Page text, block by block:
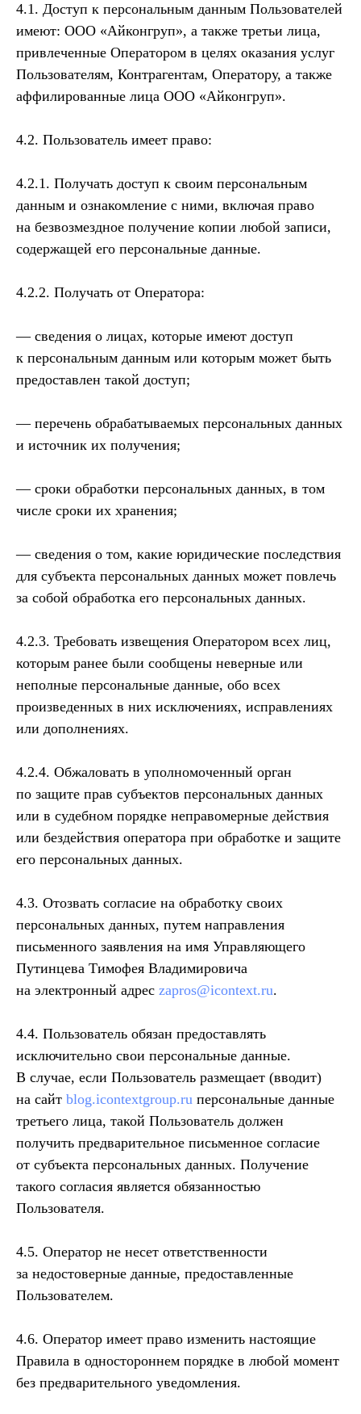
4.1. Доступ к персональным данным Пользователей
имеют: ООО «Айконгруп», а также третьи лица,
привлеченные Оператором в целях оказания услуг
Пользователям, Контрагентам, Оператору, а также
аффилированные лица ООО «Айконгруп».
4.2. Пользователь имеет право:
4.2.1. Получать доступ к своим персональным
данным и ознакомление с ними, включая право
на безвозмездное получение копии любой записи,
содержащей его персональные данные.
4.2.2. Получать от Оператора:
— сведения о лицах, которые имеют доступ
к персональным данным или которым может быть
предоставлен такой доступ;
— перечень обрабатываемых персональных данных
и источник их получения;
— сроки обработки персональных данных, в том
числе сроки их хранения;
— сведения о том, какие юридические последствия
для субъекта персональных данных может повлечь
за собой обработка его персональных данных.
4.2.3. Требовать извещения Оператором всех лиц,
которым ранее были сообщены неверные или
неполные персональные данные, обо всех
произведенных в них исключениях, исправлениях
или дополнениях.
4.2.4. Обжаловать в уполномоченный орган
по защите прав субъектов персональных данных
или в судебном порядке неправомерные действия
или бездействия оператора при обработке и защите
его персональных данных.
4.3. Отозвать согласие на обработку своих
персональных данных, путем направления
письменного заявления на имя Управляющего
Путинцева Тимофея Владимировича
на электронный адрес zapros@icontext.ru.
4.4. Пользователь обязан предоставлять
исключительно свои персональные данные.
В случае, если Пользователь размещает (вводит)
на сайт blog.icontextgroup.ru персональные данные
третьего лица, такой Пользователь должен
получить предварительное письменное согласие
от субъекта персональных данных. Получение
такого согласия является обязанностью
Пользователя.
4.5. Оператор не несет ответственности
за недостоверные данные, предоставленные
Пользователем.
4.6. Оператор имеет право изменить настоящие
Правила в одностороннем порядке в любой момент
без предварительного уведомления.